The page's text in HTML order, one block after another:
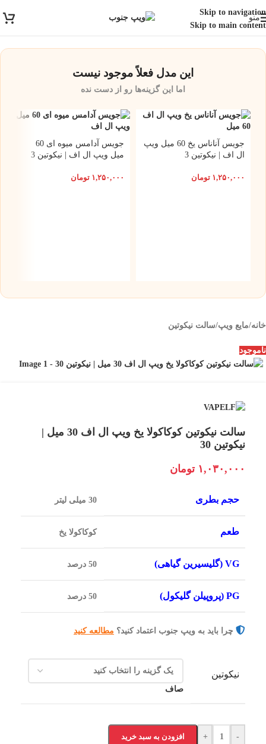
Skip to navigation
Skip to main content
پست و تیپاکس
منو
این مدل فعلاً موجود نیست
اما این گزینه‌ها رو از دست نده
جویس آناناس یخ 60 میل ویپ
ال اف | نیکوتین 3
۱,۲۵۰,۰۰۰ تومان
جویس آدامس میوه ای 60
میل ویپ ال اف | نیکوتین 3
۱,۲۵۰,۰۰۰ تومان
خانه/مایع ویپ/سالت نیکوتین
ناموجود
سالت نیکوتین کوکاکولا یخ ویپ ال اف 30 میل |
نیکوتین 30
۱,۰۳۰,۰۰۰ تومان
حجم بطری 30 میلی لیتر
طعم کوکاکولا یخ
VG (گلیسیرین گیاهی) 50 درصد
PG (پروپیلن گلیکول) 50 درصد
چرا باید به ویپ جنوب اعتماد کنید؟ مطالعه کنید
نیکوتین
صاف
-
+ افزودن به سبد خرید